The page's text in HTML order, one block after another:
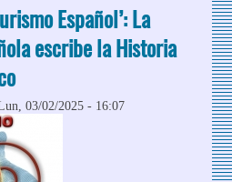
Español’: La
escribe la Historia
03/02/2025 - 16:07